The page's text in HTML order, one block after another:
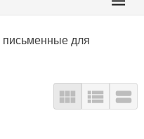
для
  